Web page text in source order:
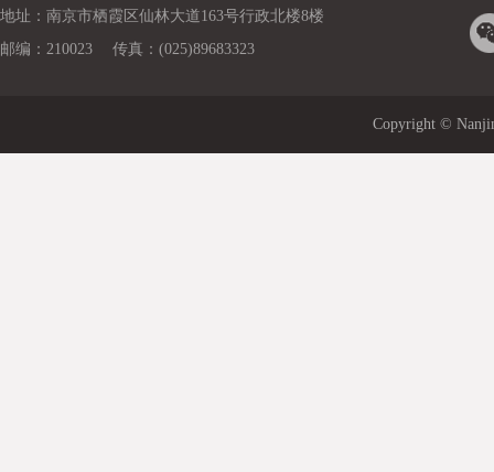
地址：南京市栖霞区仙林大道163号行政北楼8楼
邮编：210023 传真：(025)89683323
Copyright ©